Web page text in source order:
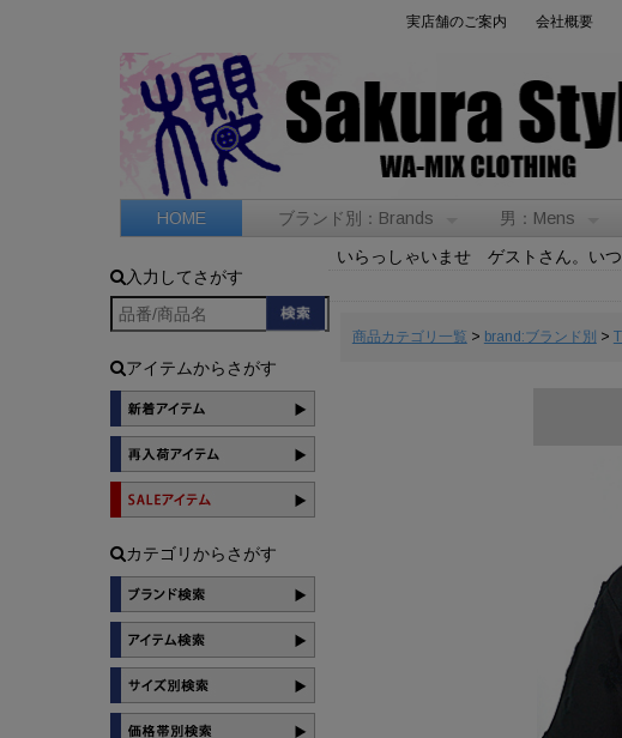
実店舗のご案内 会社概要
HOME ブランド別：Brands 男：Mens
入力してさがす
アイテムからさがす
カテゴリからさがす
いらっしゃいませ ゲストさん。いつ
商品カテゴリ一覧 > brand:ブランド別 >